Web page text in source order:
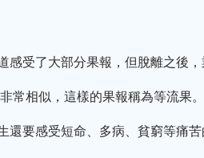
受了大部分果報，但脫離之後，
常相似，這樣的果報稱為等流果。
要感受短命、多病、貧窮等痛苦